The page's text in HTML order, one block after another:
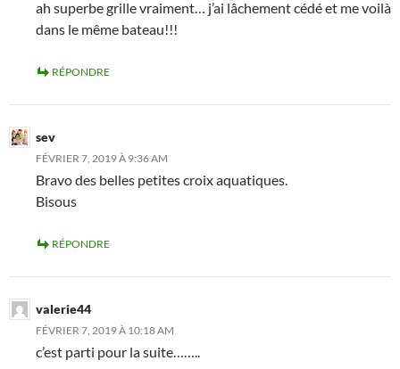
ah superbe grille vraiment… j’ai lâchement cédé et me voilà
dans le même bateau!!!
RÉPONDRE
sev
FÉVRIER 7, 2019 À 9:36 AM
Bravo des belles petites croix aquatiques.
Bisous
RÉPONDRE
valerie44
FÉVRIER 7, 2019 À 10:18 AM
c’est parti pour la suite……..